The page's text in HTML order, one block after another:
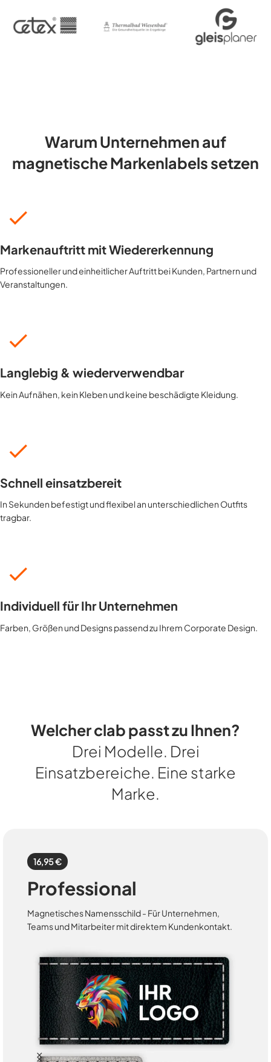
Warum Unternehmen auf
magnetische Markenlabels setzen
Markenauftritt mit Wiedererkennung
Professioneller und einheitlicher Auftritt bei Kunden, Partnern und
Veranstaltungen.
Langlebig & wiederverwendbar
Kein Aufnähen, kein Kleben und keine beschädigte Kleidung.
Schnell einsatzbereit
In Sekunden befestigt und flexibel an unterschiedlichen Outfits
tragbar.
Individuell für Ihr Unternehmen
Farben, Größen und Designs passend zu Ihrem Corporate Design.
Welcher clab passt zu Ihnen?
Drei Modelle. Drei
Einsatzbereiche. Eine starke
Marke.
16,95 €
Professional
Magnetisches Namensschild - Für Unternehmen,
Teams und Mitarbeiter mit direktem Kundenkontakt.